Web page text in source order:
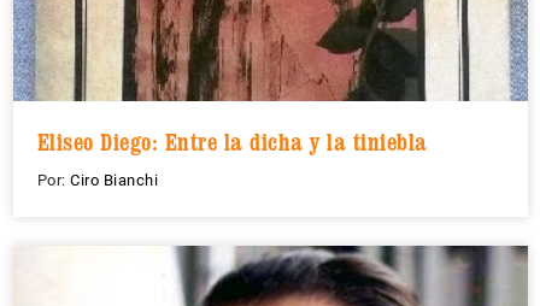
Eliseo Diego: Entre la dicha y la tiniebla
Por: Ciro Bianchi